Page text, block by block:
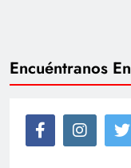
Encuéntranos En